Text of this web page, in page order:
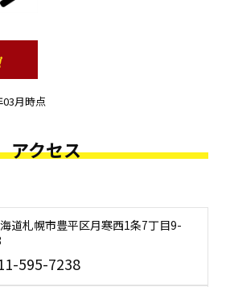
月時点
アクセス
道札幌市豊平区月寒西1条7丁目9-
595-7238